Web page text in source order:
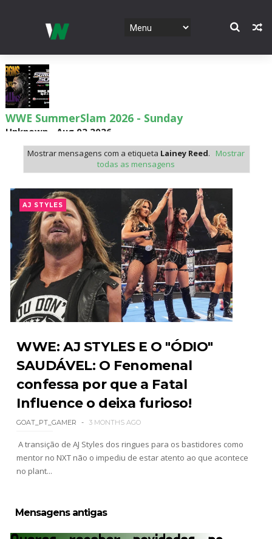
WWE SummerSlam 2026 - Sunday
Unknown Aug 02 2026
WWE Main Event, July 30, 2026
Unknown-Aug 02 2026
Lucha Libre AAA: Verano De Escándalo 2026 -
Semana 2
Unknown-Aug 02 2026
Semana em Sexyness No.52
WWE SummerSlam 2026 - Saturday
Unknown-Aug 01 2026
WWE Friday Night Smackdown 31 July 2026
Unknown Aug 01 2026
TNA iMPACT Wrestling 30 July 2026
Unknown-Jul 31 2026
Mostrar mensagens com a etiqueta Lainey Reed.
Mostrar
todas as mensagens
AJ STYLES
WWE: AJ STYLES E O "ÓDIO"
SAUDÁVEL: O Fenomenal
confessa por que a Fatal
Influence o deixa furioso!
GOAT_PT_GAMER 3 MONTHS AGO
A transição de AJ Styles dos ringues para os bastidores como
mentor no NXT não o impediu de estar atento ao que acontece
no plant...
Mensagens antigas